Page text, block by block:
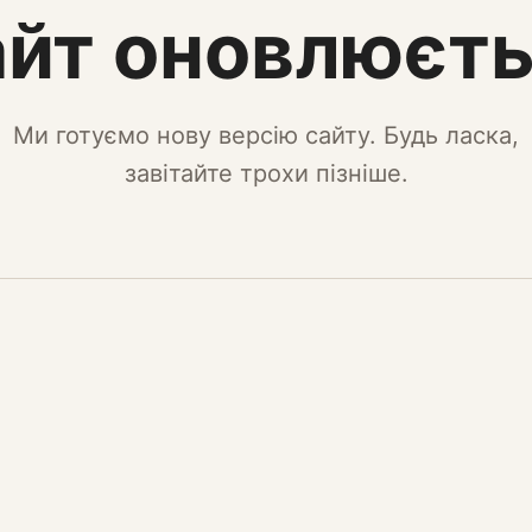
Ми готуємо нову версію сайту. Будь ласка,
завітайте трохи пізніше.